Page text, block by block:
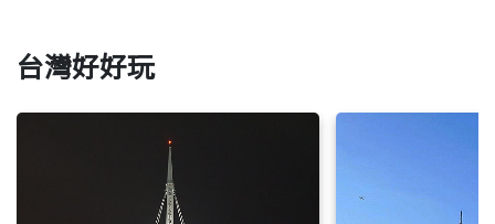
台灣好好玩